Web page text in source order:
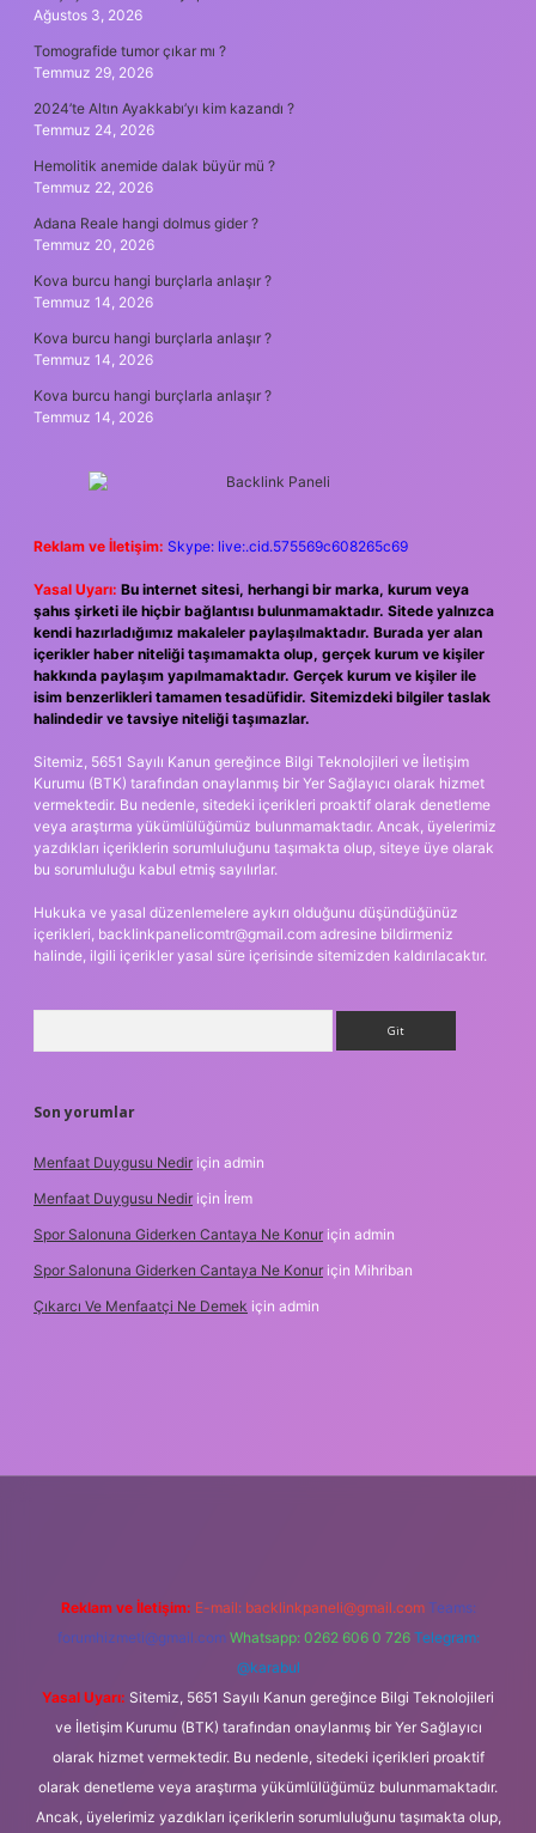
Ağustos 3, 2026
Tomografide tumor çıkar mı ?
Temmuz 29, 2026
2024’te Altın Ayakkabı’yı kim kazandı ?
Temmuz 24, 2026
Hemolitik anemide dalak büyür mü ?
Temmuz 22, 2026
Adana Reale hangi dolmus gider ?
Temmuz 20, 2026
Kova burcu hangi burçlarla anlaşır ?
Temmuz 14, 2026
Kova burcu hangi burçlarla anlaşır ?
Temmuz 14, 2026
Kova burcu hangi burçlarla anlaşır ?
Temmuz 14, 2026
Reklam ve İletişim: Skype: live:.cid.575569c608265c69
Yasal Uyarı: Bu internet sitesi, herhangi bir marka, kurum veya
şahıs şirketi ile hiçbir bağlantısı bulunmamaktadır. Sitede yalnızca
kendi hazırladığımız makaleler paylaşılmaktadır. Burada yer alan
içerikler haber niteliği taşımamakta olup, gerçek kurum ve kişiler
hakkında paylaşım yapılmamaktadır. Gerçek kurum ve kişiler ile
isim benzerlikleri tamamen tesadüfidir. Sitemizdeki bilgiler taslak
halindedir ve tavsiye niteliği taşımazlar.
Sitemiz, 5651 Sayılı Kanun gereğince Bilgi Teknolojileri ve İletişim
Kurumu (BTK) tarafından onaylanmış bir Yer Sağlayıcı olarak hizmet
vermektedir. Bu nedenle, sitedeki içerikleri proaktif olarak denetleme
veya araştırma yükümlülüğümüz bulunmamaktadır. Ancak, üyelerimiz
yazdıkları içeriklerin sorumluluğunu taşımakta olup, siteye üye olarak
bu sorumluluğu kabul etmiş sayılırlar.
Hukuka ve yasal düzenlemelere aykırı olduğunu düşündüğünüz
içerikleri, backlinkpanelicomtr@gmail.com adresine bildirmeniz
halinde, ilgili içerikler yasal süre içerisinde sitemizden kaldırılacaktır.
Son yorumlar
Menfaat Duygusu Nedir için admin
Menfaat Duygusu Nedir için İrem
Spor Salonuna Giderken Cantaya Ne Konur için admin
Spor Salonuna Giderken Cantaya Ne Konur için Mihriban
Çıkarcı Ve Menfaatçi Ne Demek için admin
Reklam ve İletişim: E-mail: backlinkpaneli@gmail.com Teams:
forumhizmeti@gmail.com Whatsapp: 0262 606 0 726 Telegram:
@karabul
Yasal Uyarı: Sitemiz, 5651 Sayılı Kanun gereğince Bilgi Teknolojileri
ve İletişim Kurumu (BTK) tarafından onaylanmış bir Yer Sağlayıcı
olarak hizmet vermektedir. Bu nedenle, sitedeki içerikleri proaktif
olarak denetleme veya araştırma yükümlülüğümüz bulunmamaktadır.
Ancak, üyelerimiz yazdıkları içeriklerin sorumluluğunu taşımakta olup,